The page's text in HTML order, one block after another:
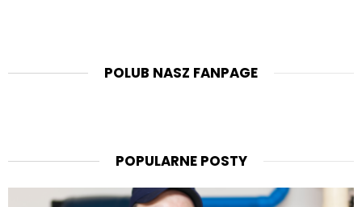
POLUB NASZ FANPAGE
POPULARNE POSTY